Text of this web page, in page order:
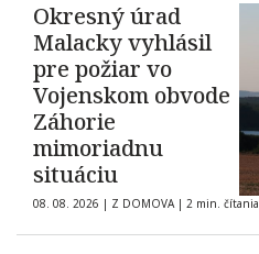
Okresný úrad
Malacky vyhlásil
pre požiar vo
Vojenskom obvode
Záhorie
mimoriadnu
situáciu
08. 08. 2026 | Z DOMOVA | 2 min. čítania